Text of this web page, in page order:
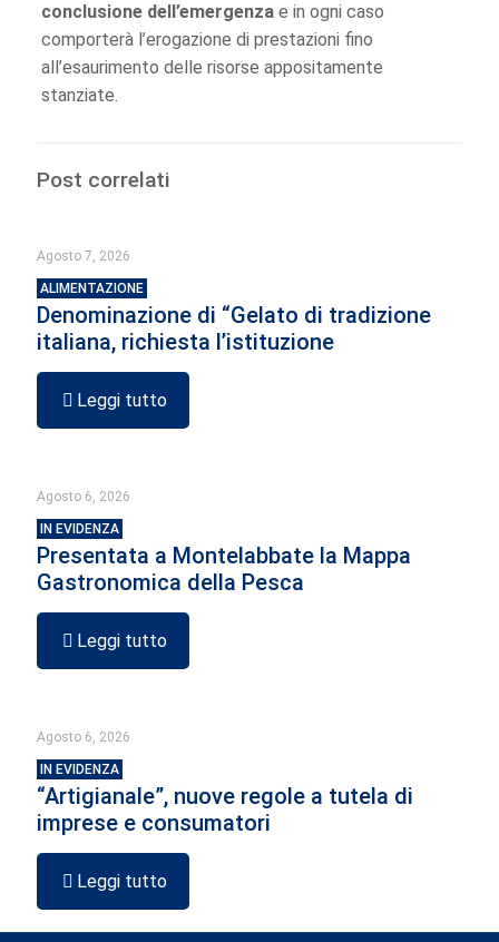
conclusione dell’emergenzae in ogni caso
comporterà l’erogazione di prestazioni fino
all’esaurimento delle risorse appositamente
stanziate.
Post correlati
Agosto 7, 2026
ALIMENTAZIONE
Denominazione di “Gelato di tradizione
italiana, richiesta l’istituzione
Leggi tutto
Agosto 6, 2026
IN EVIDENZA
Presentata a Montelabbate la Mappa
Gastronomica della Pesca
Leggi tutto
Agosto 6, 2026
IN EVIDENZA
“Artigianale”, nuove regole a tutela di
imprese e consumatori
Leggi tutto